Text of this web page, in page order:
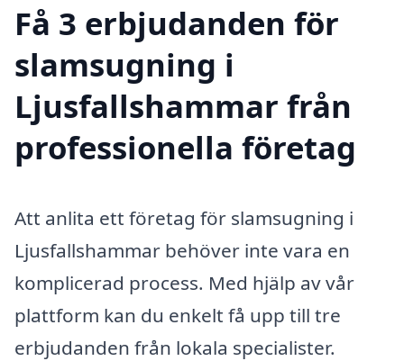
Få 3 erbjudanden för
slamsugning i
Ljusfallshammar från
professionella företag
Att anlita ett företag för slamsugning i
Ljusfallshammar behöver inte vara en
komplicerad process. Med hjälp av vår
plattform kan du enkelt få upp till tre
erbjudanden från lokala specialister.